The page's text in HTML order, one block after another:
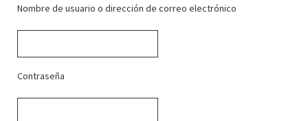
Nombre de usuario o dirección de correo electrónico
Contraseña